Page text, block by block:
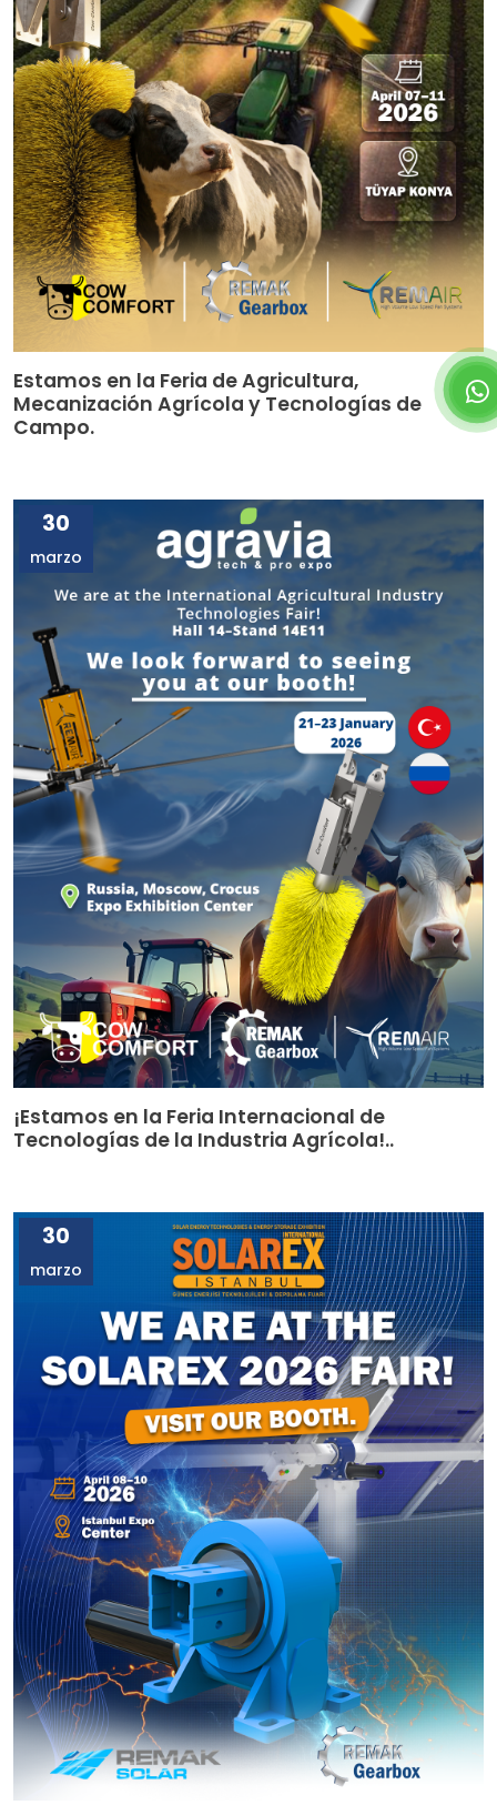
Estamos en la Feria de Agricultura,
Mecanización Agrícola y Tecnologías de
Campo.
30
marzo
¡Estamos en la Feria Internacional de
Tecnologías de la Industria Agrícola!..
30
marzo